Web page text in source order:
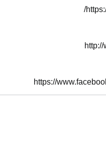
https://